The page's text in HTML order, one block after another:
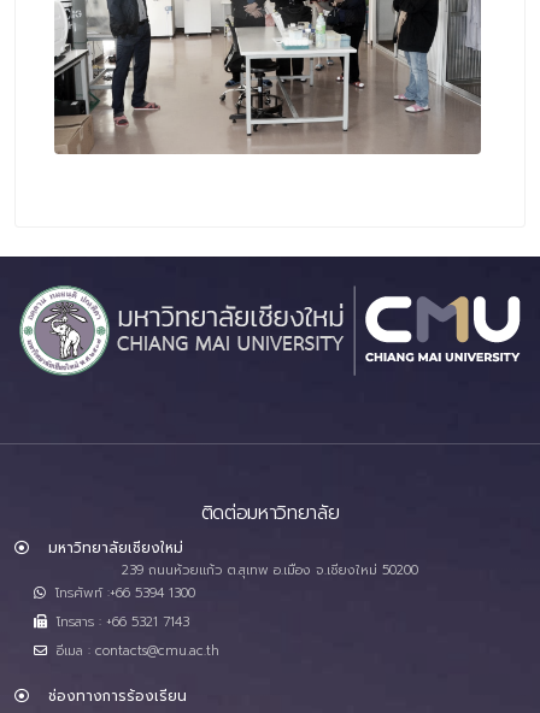
ติดต่อมหาวิทยาลัย
มหาวิทยาลัยเชียงใหม่
239 ถนนห้วยแก้ว ต.สุเทพ อ.เมือง จ.เชียงใหม่ 50200
โทรศัพท์ :+66 5394 1300
โทรสาร : +66 5321 7143
อีเมล : contacts@cmu.ac.th
ช่องทางการร้องเรียน